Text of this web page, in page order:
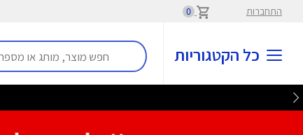
התחברות 0
כל הקטגוריות